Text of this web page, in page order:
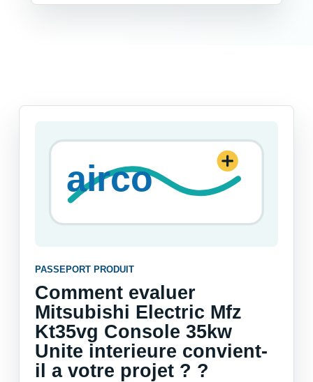
PASSEPORT PRODUIT
Comment evaluer
Mitsubishi Electric Mfz
Kt35vg Console 35kw
Unite interieure convient-
il a votre projet ? ?